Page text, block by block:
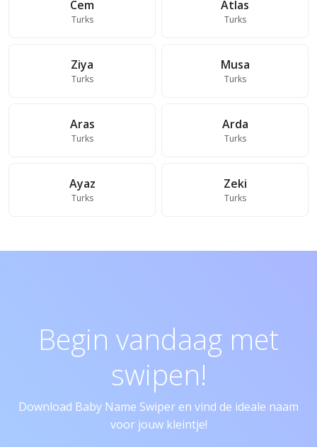
Cem
Turks
Atlas
Turks
Ziya
Turks
Musa
Turks
Aras
Turks
Arda
Turks
Ayaz
Turks
Zeki
Turks
Begin vandaag met
swipen!
Download Baby Name Swiper en vind de ideale naam
voor jouw kleintje!